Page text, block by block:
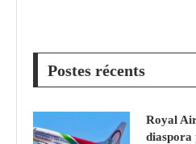
Postes récents
Royal
diaspora